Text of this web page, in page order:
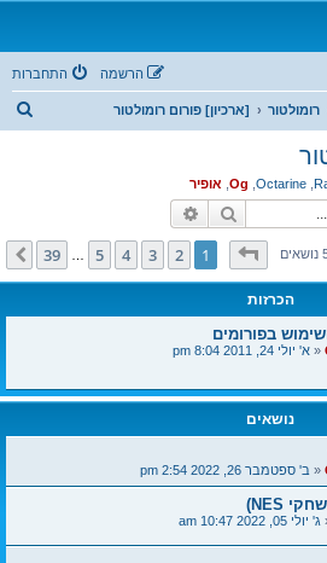
התחברות הרשמה
רומולטור [ארכיון] פורום רומולטור
ח
,
Octarine
,
Og
, אופיר
חיפוש
1מתוך39
1
2
3
4
5
39 הבא
הכרזות
בפורומים
א' יולי 24, 2011 8:04 pm
נושאים
ב' ספטמבר 26, 2022 2:54 pm
ג' יולי 05, 2022 10:47 am